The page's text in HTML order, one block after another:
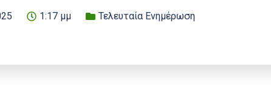
1:17 μμ Τελευταία Ενημέρωση